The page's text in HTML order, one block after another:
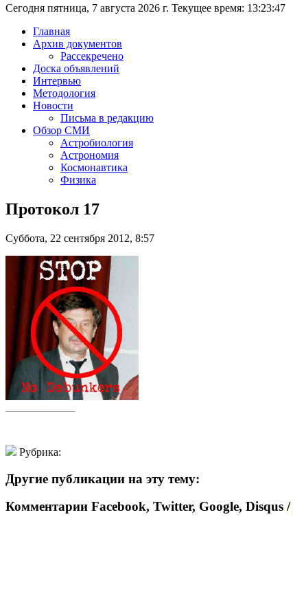
Сегодня пятница, 7 августа 2026 г. Текущее время: 13:23:47
Главная
Архив документов
Рассекречено
Доска объявлений
Интервью
Методология
Новости
Письма в редакцию
Обзор СМИ
Астробиология
Астрономия
Космонавтика
Физика
Протокол 17
Суббота, 22 сентября 2012, 8:57
Рубрика:
Другие публикации на эту тему:
Комментарии Facebook, Twitter, Google, Disqus /